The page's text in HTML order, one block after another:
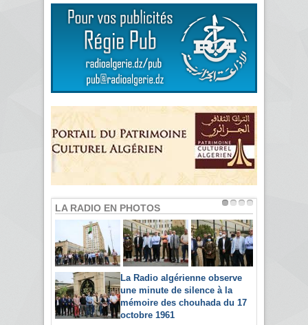
LA RADIO EN PHOTOS
La Radio algérienne observe
une minute de silence à la
mémoire des chouhada du 17
octobre 1961